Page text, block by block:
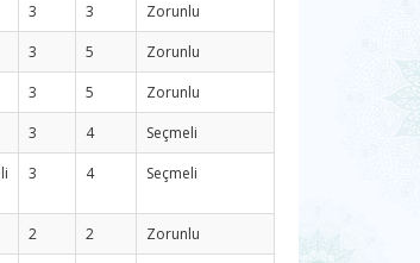
3 3
Zorunlu
3 5
Zorunlu
3 5
Zorunlu
3 4
Seçmeli
3 4 Seçmeli
2 2
Zorunlu